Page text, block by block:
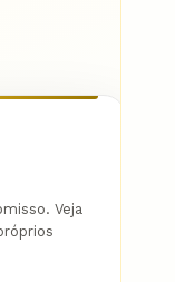
Veja